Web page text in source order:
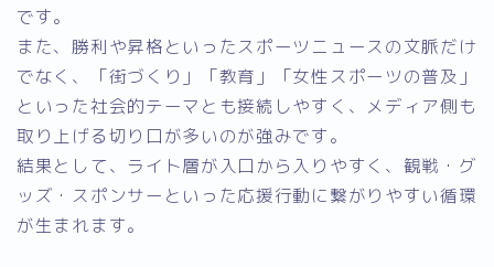
です。
また、勝利や昇格といったスポーツニュースの文脈だけ
でなく、「街づくり」「教育」「女性スポーツの普及」
といった社会的テーマとも接続しやすく、メディア側も
取り上げる切り口が多いのが強みです。
結果として、ライト層が入口から入りやすく、観戦・グ
ッズ・スポンサーといった応援行動に繋がりやすい循環
が生まれます。